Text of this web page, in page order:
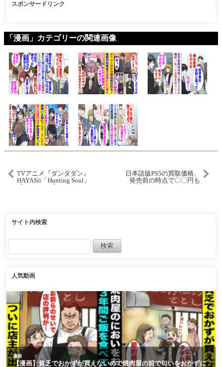
スポンサードリンク
「漫画」カテゴリーの関連画像
TVアニメ『ダンダダン』
HAYASii「Hunting Soul」
日本語版PS5の買取価格、
発売前の時点で〇〇円も
サイト内検索
人気動画